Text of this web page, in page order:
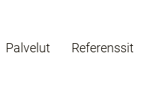
Palvelut Referenssit